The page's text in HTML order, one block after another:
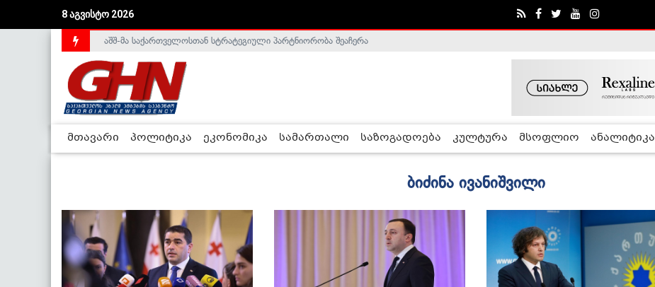
8 აგვისტო 2026
საქართველოს დე-ფაქტო მთავრობა არალეგიტიმურია - ჰელსინკის კომისია
აშშ-მა საქართველოსთან სტრატეგიული პარტნიორობა შეაჩერა
მთავარი პოლიტიკა ეკონომიკა სამართალი საზოგადოება კულტურა მსოფლიო ანალიტიკა
ბიძინა ივანიშვილი